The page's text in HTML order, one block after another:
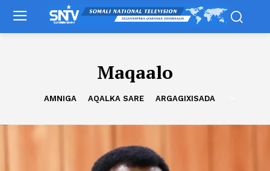
Maqaalo
AMNIGA AQALKA SARE ARGAGIXISADA